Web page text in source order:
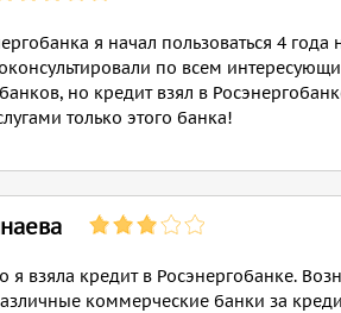
я начал пользоваться 4
по всем
но кредит взял в
только этого банка!
я взяла кредит в Росэнергобанке.
коммерческие банки за